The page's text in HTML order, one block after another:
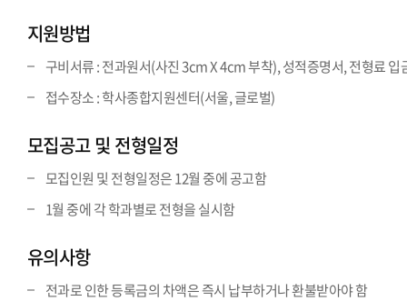
지원방법
구비서류 : 전과원서(사진 3cm X 4cm 부착), 성적증명서, 전형료 입
접수장소 : 학사종합지원센터(서울, 글로벌)
모집공고 및 전형일정
모집인원 및 전형일정은 12월 중에 공고함
1월 중에 각 학과별로 전형을 실시함
유의사항
전과로 인한 등록금의 차액은 즉시 납부하거나 환불받아야 함